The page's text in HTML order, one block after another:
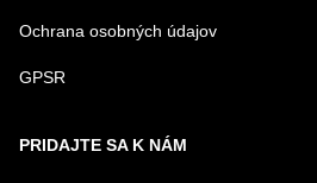
Ochrana osobných údajov
GPSR
PRIDAJTE SA K NÁM